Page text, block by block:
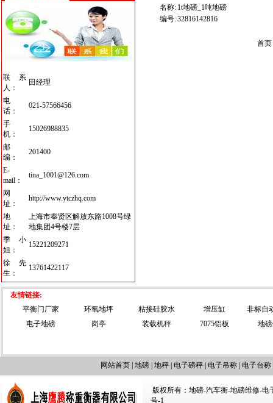
联系
人：
田经理
电
话：
021-57566456
手
机：
15026988835
邮
编：
201400
E-
mail：
tina_1001@126.com
网
址：
http://www.ytczhq.com
地
址：
上海市奉贤区解放东路1008号绿
地集团4号楼7层
季小
姐：
15221209271
徐先
生：
13761422117
名称: 1t地磅_1吨地磅
编号:32816142816
首页
友情链接:
平衡门厂家
环氧地坪 粘接硅胶水 增压缸
非标自
电子地磅
岗亭 装载机秤 7075铝板 地
网站首页 地磅 地秤 电子磅秤 电子吊称 电子台称
版权所有：地磅-汽车衡-地磅维修-电
号-1